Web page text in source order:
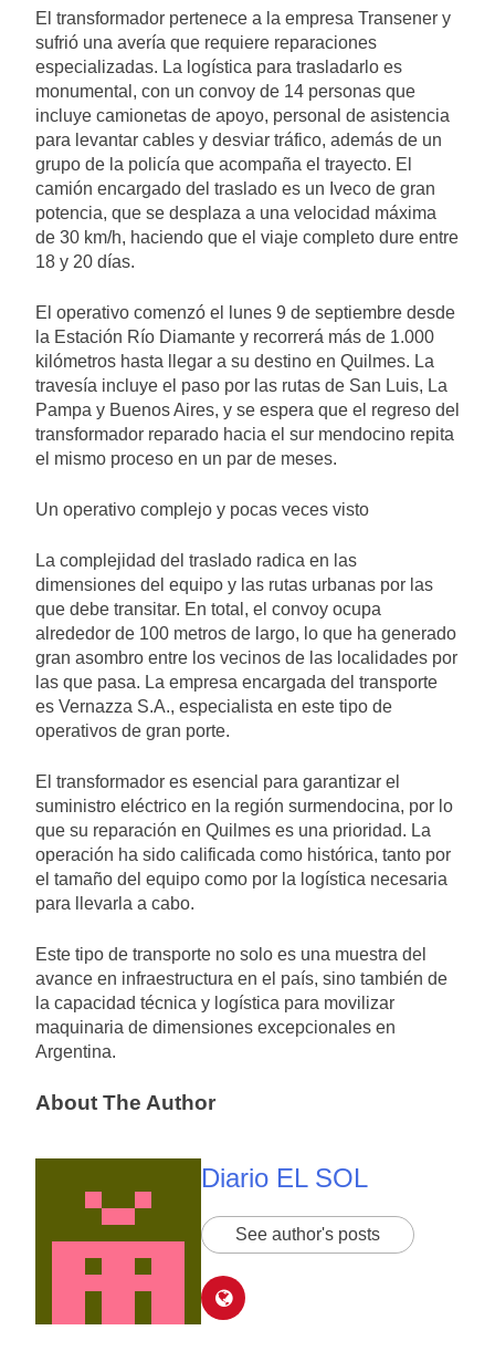
El transformador pertenece a la empresa Transener y
sufrió una avería que requiere reparaciones
especializadas. La logística para trasladarlo es
monumental, con un convoy de 14 personas que
incluye camionetas de apoyo, personal de asistencia
para levantar cables y desviar tráfico, además de un
grupo de la policía que acompaña el trayecto. El
camión encargado del traslado es un Iveco de gran
potencia, que se desplaza a una velocidad máxima
de 30 km/h, haciendo que el viaje completo dure entre
18 y 20 días.
El operativo comenzó el lunes 9 de septiembre desde
la Estación Río Diamante y recorrerá más de 1.000
kilómetros hasta llegar a su destino en Quilmes. La
travesía incluye el paso por las rutas de San Luis, La
Pampa y Buenos Aires, y se espera que el regreso del
transformador reparado hacia el sur mendocino repita
el mismo proceso en un par de meses.
Un operativo complejo y pocas veces visto
La complejidad del traslado radica en las
dimensiones del equipo y las rutas urbanas por las
que debe transitar. En total, el convoy ocupa
alrededor de 100 metros de largo, lo que ha generado
gran asombro entre los vecinos de las localidades por
las que pasa. La empresa encargada del transporte
es Vernazza S.A., especialista en este tipo de
operativos de gran porte.
El transformador es esencial para garantizar el
suministro eléctrico en la región surmendocina, por lo
que su reparación en Quilmes es una prioridad. La
operación ha sido calificada como histórica, tanto por
el tamaño del equipo como por la logística necesaria
para llevarla a cabo.
Este tipo de transporte no solo es una muestra del
avance en infraestructura en el país, sino también de
la capacidad técnica y logística para movilizar
maquinaria de dimensiones excepcionales en
Argentina.
About The Author
Diario EL SOL
See author's posts